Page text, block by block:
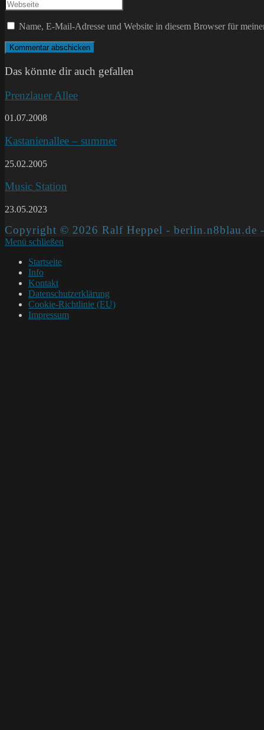
oder
Benutzernamen
zum
Kommentieren
ein
E-
Mail-
Adresse
zum
Kommentieren
Gib
deine
Website-
ein
(optional)
Name, E-Mail-Adresse und Website in diesem Browser für
Das könnte dir auch gefallen
Prenzlauer Allee
01.07.2008
Kastanienallee – summer
25.02.2005
Music Station
23.05.2023
Copyright © 2026 Ralf Heppel - berlin.n8blau.de
Menü schließen
Startseite
Info
Kontakt
Datenschutzerklärung
Cookie-Richtlinie (EU)
Impressum